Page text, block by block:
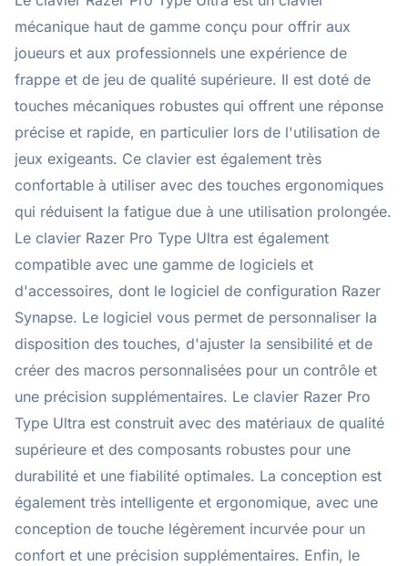
mécanique haut de gamme conçu pour offrir aux
joueurs et aux professionnels une expérience de
frappe et de jeu de qualité supérieure. Il est doté de
touches mécaniques robustes qui offrent une réponse
précise et rapide, en particulier lors de l'utilisation de
jeux exigeants. Ce clavier est également très
confortable à utiliser avec des touches ergonomiques
qui réduisent la fatigue due à une utilisation prolongée.
Le clavier Razer Pro Type Ultra est également
compatible avec une gamme de logiciels et
d'accessoires, dont le logiciel de configuration Razer
Synapse. Le logiciel vous permet de personnaliser la
disposition des touches, d'ajuster la sensibilité et de
créer des macros personnalisées pour un contrôle et
une précision supplémentaires. Le clavier Razer Pro
Type Ultra est construit avec des matériaux de qualité
supérieure et des composants robustes pour une
durabilité et une fiabilité optimales. La conception est
également très intelligente et ergonomique, avec une
conception de touche légèrement incurvée pour un
confort et une précision supplémentaires. Enfin, le